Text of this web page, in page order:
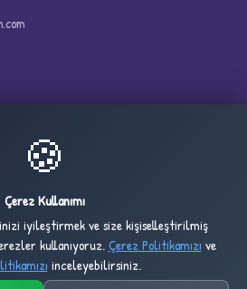
✧
1,022,332
TOPLAM
🍪
Çerez Kullanımı
iyileştirmek ve size kişiselleştirilmiş
kullanıyoruz.Çerez Politikamızı ve
inceleyebilirsiniz.